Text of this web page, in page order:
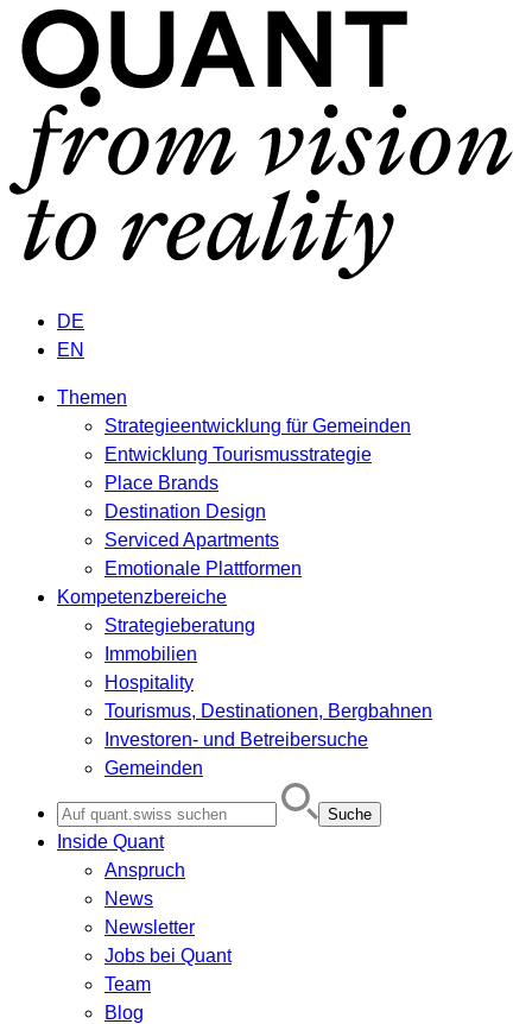
DE
EN
Themen
Strategieentwicklung für Gemeinden
Entwicklung Tourismusstrategie
Place Brands
Destination Design
Serviced Apartments
Emotionale Plattformen
Kompetenzbereiche
Strategieberatung
Immobilien
Hospitality
Tourismus, Destinationen, Bergbahnen
Investoren- und Betreibersuche
Gemeinden
for:
Inside Quant
Anspruch
News
Newsletter
Jobs bei Quant
Team
Blog